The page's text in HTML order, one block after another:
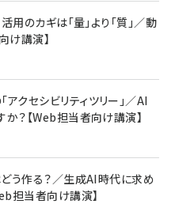
のカギは「量」より「質」／動
け講演】
クセシビリティツリー」／AI
？【Web担当者向け講演】
う作る？／生成AI時代に求め
担当者向け講演】